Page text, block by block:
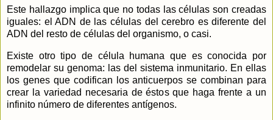
Este hallazgo implica que no todas las células son creadas
iguales: el ADN de las células del cerebro es diferente del
ADN del resto de células del organismo, o casi.
Existe otro tipo de célula humana que es conocida por
remodelar su genoma: las del sistema inmunitario. En ellas
los genes que codifican los anticuerpos se combinan para
crear la variedad necesaria de éstos que haga frente a un
infinito número de diferentes antígenos.